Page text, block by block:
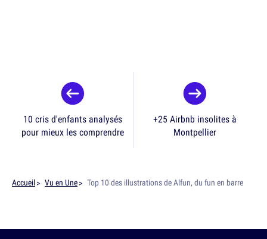
10 cris d'enfants analysés
pour mieux les comprendre
+25 Airbnb insolites à
Montpellier
Accueil Vu en Une Top 10 des illustrations de Alfun, du fun en barre